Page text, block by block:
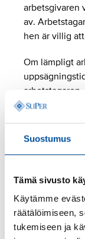
Suostumus
Tämä sivusto
Käytämme
räätälöimiseen,
tukemiseen ja
arbetsgivaren
av.
hen är villig
Om lämpligt
arbetstagaren.
Innan
om